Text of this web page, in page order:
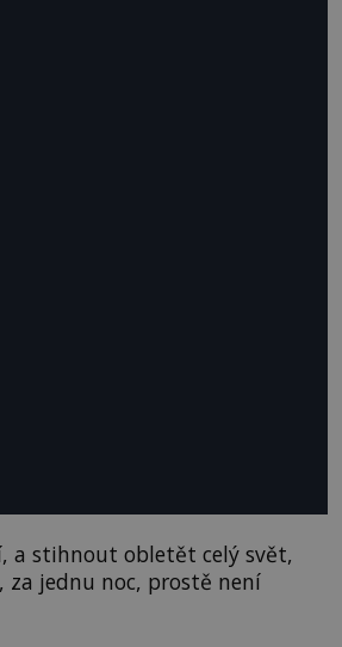
a stihnout obletět celý svět,
za jednu noc, prostě není